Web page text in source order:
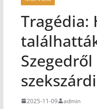
Tragédia:
2025-11-09 admin